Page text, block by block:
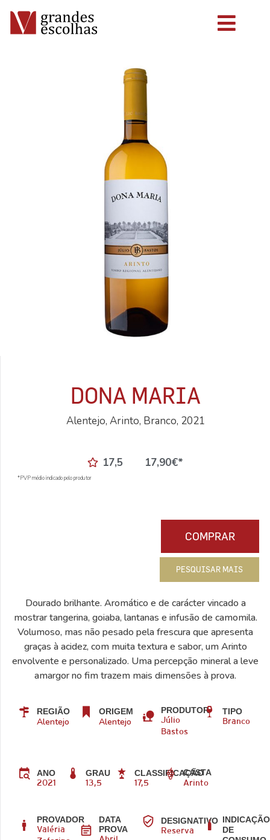
DONA MARIA
Alentejo, Arinto, Branco, 2021
17,5 17,90€*
*PVP médio indicado pelo produtor
COMPRAR
PESQUISAR MAIS
Dourado brilhante. Aromático e de carácter vincado a
mostrar tangerina, goiaba, lantanas e infusão de camomila.
Volumoso, mas não pesado pela frescura que apresenta
graças à acidez, com muita textura e sabor, um Arinto
envolvente e personalizado. Uma percepção mineral a leve
amargor no fim trazem mais dimensões à prova.
REGIÃO
Alentejo
ORIGEM
Alentejo
PRODUTOR
Júlio
Bastos
TIPO
Branco
ANO
2021
GRAU
13,5
CLASSIFICAÇÃO
17,5
CASTA
Arinto
PROVADOR
Valéria
DATA
PROVA
DESIGNATIVO
Reserva
INDICAÇÃO
DE